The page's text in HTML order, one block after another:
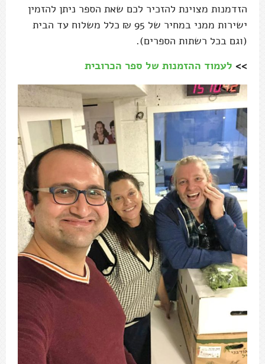
הזדמנות מצוינת להזכיר לכם שאת הספר ניתן להזמין
ישירות ממני במחיר של 95 ₪ כלל משלוח עד הבית
(וגם בכל רשתות הספרים).
>> לעמוד ההזמנות של ספר הכרובית